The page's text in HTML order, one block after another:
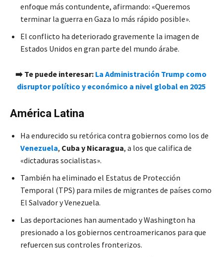
enfoque más contundente, afirmando: «Queremos
terminar la guerra en Gaza lo más rápido posible».
El conflicto ha deteriorado gravemente la imagen de
Estados Unidos en gran parte del mundo árabe.
➡️ Te puede interesar: La Administración Trump como
disruptor político y económico a nivel global en 2025
América Latina
Ha endurecido su retórica contra gobiernos como los de
Venezuela, Cuba y Nicaragua, a los que califica de
«dictaduras socialistas».
También ha eliminado el Estatus de Protección
Temporal (TPS) para miles de migrantes de países como
El Salvador y Venezuela.
Las deportaciones han aumentado y Washington ha
presionado a los gobiernos centroamericanos para que
refuercen sus controles fronterizos.